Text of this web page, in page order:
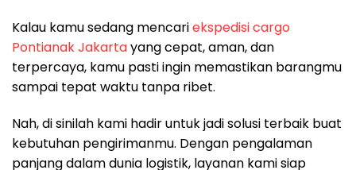
Kalau kamu sedang mencariekspedisi cargo
Pontianak Jakartayang cepat, aman, dan
terpercaya, kamu pasti ingin memastikan barangmu
sampai tepat waktu tanpa ribet.
Nah, di sinilah kami hadir untuk jadi solusi terbaik buat
kebutuhan pengirimanmu. Dengan pengalaman
panjang dalam dunia logistik, layanan kami siap